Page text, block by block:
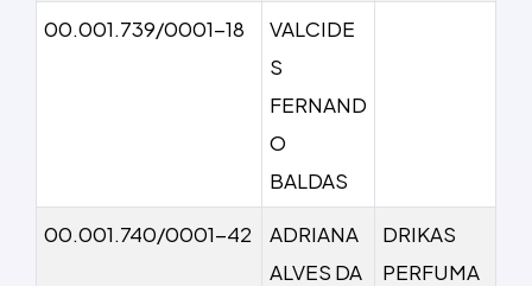
00.001.739/0001-18
VALCIDE
S
FERNAND
O
BALDAS
00.001.740/0001-42
ADRIANA
ALVES DA
DRIKAS
PERFUMA